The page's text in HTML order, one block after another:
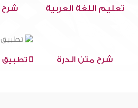
تعليم اللغة العربية شرح
شرح متن الدرة تطبيق